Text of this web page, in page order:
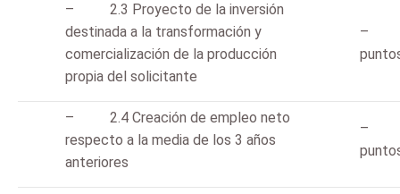
– 2.3 Proyecto de la inversión
destinada a la transformación y
comercialización de la producción
propia del solicitante
–
– 2.4 Creación de empleo neto
respecto a la media de los 3 años
anteriores
–